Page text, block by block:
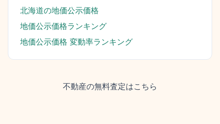
北海道の地価公示価格
地価公示価格ランキング
地価公示価格 変動率ランキング
不動産の無料査定はこちら